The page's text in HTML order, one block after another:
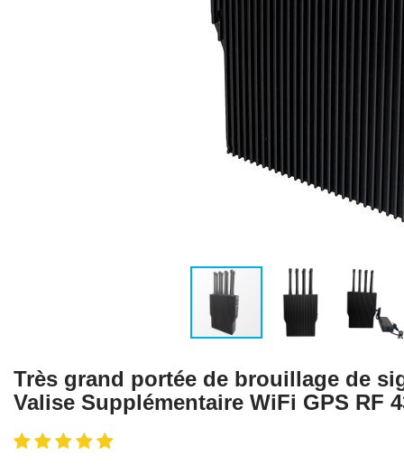
Très grand portée de brouillage de
Valise Supplémentaire WiFi GPS RF